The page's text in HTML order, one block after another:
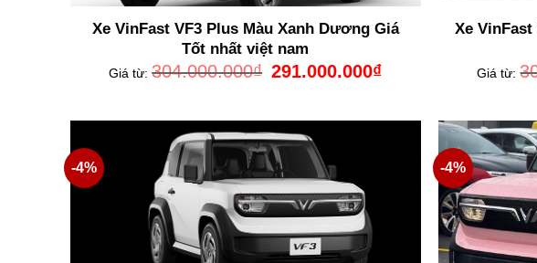
Xe VinFast VF3 Plus Màu Xanh Dương Giá
Tốt nhất việt nam
Giá từ:304.000.000₫
Giá
gốc
291.000.000₫Giá
hiện
291.000.000₫.
Xe VinFast
Giá từ:
-4% -4%